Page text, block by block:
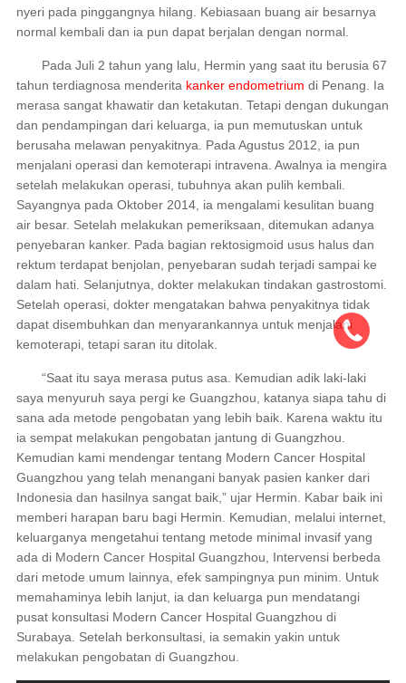
nyeri pada pinggangnya hilang. Kebiasaan buang air besarnya
normal kembali dan ia pun dapat berjalan dengan normal.
Pada Juli 2 tahun yang lalu, Hermin yang saat itu berusia 67
tahun terdiagnosa menderita kanker endometrium di Penang. Ia
merasa sangat khawatir dan ketakutan. Tetapi dengan dukungan
dan pendampingan dari keluarga, ia pun memutuskan untuk
berusaha melawan penyakitnya. Pada Agustus 2012, ia pun
menjalani operasi dan kemoterapi intravena. Awalnya ia mengira
setelah melakukan operasi, tubuhnya akan pulih kembali.
Sayangnya pada Oktober 2014, ia mengalami kesulitan buang
air besar. Setelah melakukan pemeriksaan, ditemukan adanya
penyebaran kanker. Pada bagian rektosigmoid usus halus dan
rektum terdapat benjolan, penyebaran sudah terjadi sampai ke
dalam hati. Selanjutnya, dokter melakukan tindakan gastrostomi.
Setelah operasi, dokter mengatakan bahwa penyakitnya tidak
dapat disembuhkan dan menyarankannya untuk menjalani
kemoterapi, tetapi saran itu ditolak.
“Saat itu saya merasa putus asa. Kemudian adik laki-laki
saya menyuruh saya pergi ke Guangzhou, katanya siapa tahu di
sana ada metode pengobatan yang lebih baik. Karena waktu itu
ia sempat melakukan pengobatan jantung di Guangzhou.
Kemudian kami mendengar tentang Modern Cancer Hospital
Guangzhou yang telah menangani banyak pasien kanker dari
Indonesia dan hasilnya sangat baik,” ujar Hermin. Kabar baik ini
memberi harapan baru bagi Hermin. Kemudian, melalui internet,
keluarganya mengetahui tentang metode minimal invasif yang
ada di Modern Cancer Hospital Guangzhou, Intervensi berbeda
dari metode umum lainnya, efek sampingnya pun minim. Untuk
memahaminya lebih lanjut, ia dan keluarga pun mendatangi
pusat konsultasi Modern Cancer Hospital Guangzhou di
Surabaya. Setelah berkonsultasi, ia semakin yakin untuk
melakukan pengobatan di Guangzhou.